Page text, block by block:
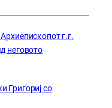
г.г.
неговото
Григориј со